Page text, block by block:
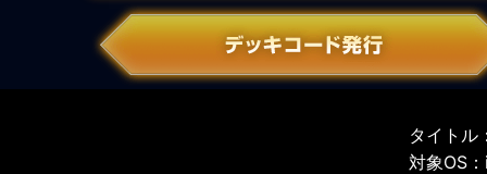
タイトル
対象OS